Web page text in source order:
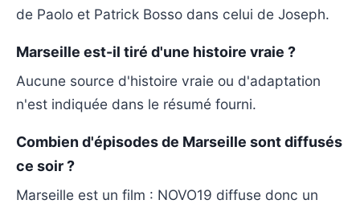
de Paolo et Patrick Bosso dans celui de Joseph.
Marseille est-il tiré d'une histoire vraie ?
Aucune source d'histoire vraie ou d'adaptation
n'est indiquée dans le résumé fourni.
Combien d'épisodes de Marseille sont diffusés
ce soir ?
Marseille est un film : NOVO19 diffuse donc un